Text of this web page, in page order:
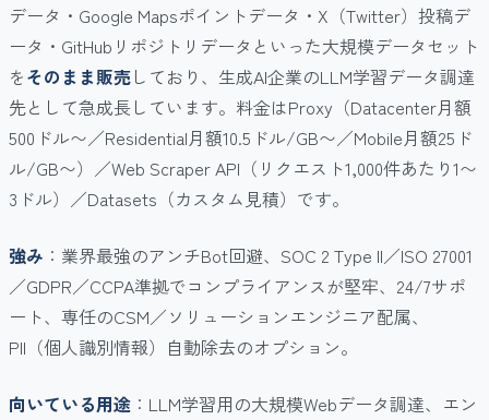
データ・Google Mapsポイントデータ・X（Twitter）投稿デ
ータ・GitHubリポジトリデータといった大規模データセット
をそのまま販売しており、生成AI企業のLLM学習データ調達
先として急成長しています。料金はProxy（Datacenter月額
500ドル〜／Residential月額10.5ドル/GB〜／Mobile月額25ド
ル/GB〜）／Web Scraper API（リクエスト1,000件あたり1〜
3ドル）／Datasets（カスタム見積）です。
強み ：業界最強のアンチBot回避、SOC 2 Type II／ISO 27001
／GDPR／CCPA準拠でコンプライアンスが堅牢、24/7サポ
ート、専任のCSM／ソリューションエンジニア配属、
PII（個人識別情報）自動除去のオプション。
向いている用途 ：LLM学習用の大規模Webデータ調達、エン